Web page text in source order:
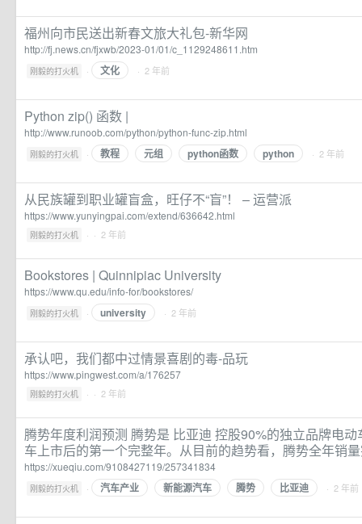
福州向市民送出新春文旅大礼包-新华网
http://fj.news.cn/fjxwb/2023-01/01/c_1129248611.htm
刚毅的打火机 · 文化 · 2 年前
Python zip() 函数 |
http://www.runoob.com/python/python-func-zip.html
刚毅的打火机 · 教程 元组 python函数 python · 2 年前
从民族罐到职业罐盲盒，旺仔不“盲”！ – 运营派
https://www.yunyingpai.com/extend/636642.html
刚毅的打火机 · · 2 年前
Bookstores | Quinnipiac University
https://www.qu.edu/info-for/bookstores/
刚毅的打火机 · university · 2 年前
承认吧，我们都中过情景喜剧的毒-品玩
https://www.pingwest.com/a/176257
刚毅的打火机 · · 2 年前
腾势年度利润预测 腾势是 比亚迪 控股90%的独立品牌电
车上市后的第一个完整年。从目前的趋势看，腾势全年销
https://xueqiu.com/9108427119/257341834
刚毅的打火机 · 汽车产业 新能源汽车 腾势 比亚迪 · 2 年前